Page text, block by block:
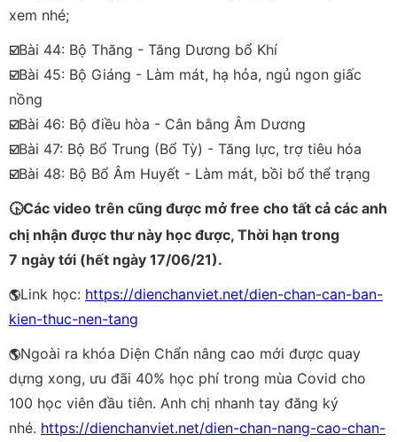
xem nhé;
☑️Bài 44: Bộ Thăng - Tăng Dương bổ Khí
☑️Bài 45: Bộ Giáng - Làm mát, hạ hỏa, ngủ ngon giấc
nồng
☑️Bài 46: Bộ điều hòa - Cân bằng Âm Dương
☑️Bài 47: Bộ Bổ Trung (Bổ Tỳ) - Tăng lực, trợ tiêu hóa
☑️Bài 48: Bộ Bổ Âm Huyết - Làm mát, bồi bổ thể trạng
🕟Các video trên cũng được mở free cho tất cả các anh
chị nhận được thư này học được, Thời hạn trong
7 ngày tới (hết ngày 17/06/21).
🌎Link học: https://dienchanviet.net/dien-chan-can-ban-
kien-thuc-nen-tang
🌎Ngoài ra khóa Diện Chẩn nâng cao mới được quay
dựng xong, ưu đãi 40% học phí trong mùa Covid cho
100 học viên đầu tiên. Anh chị nhanh tay đăng ký
nhé. https://dienchanviet.net/dien-chan-nang-cao-chan-